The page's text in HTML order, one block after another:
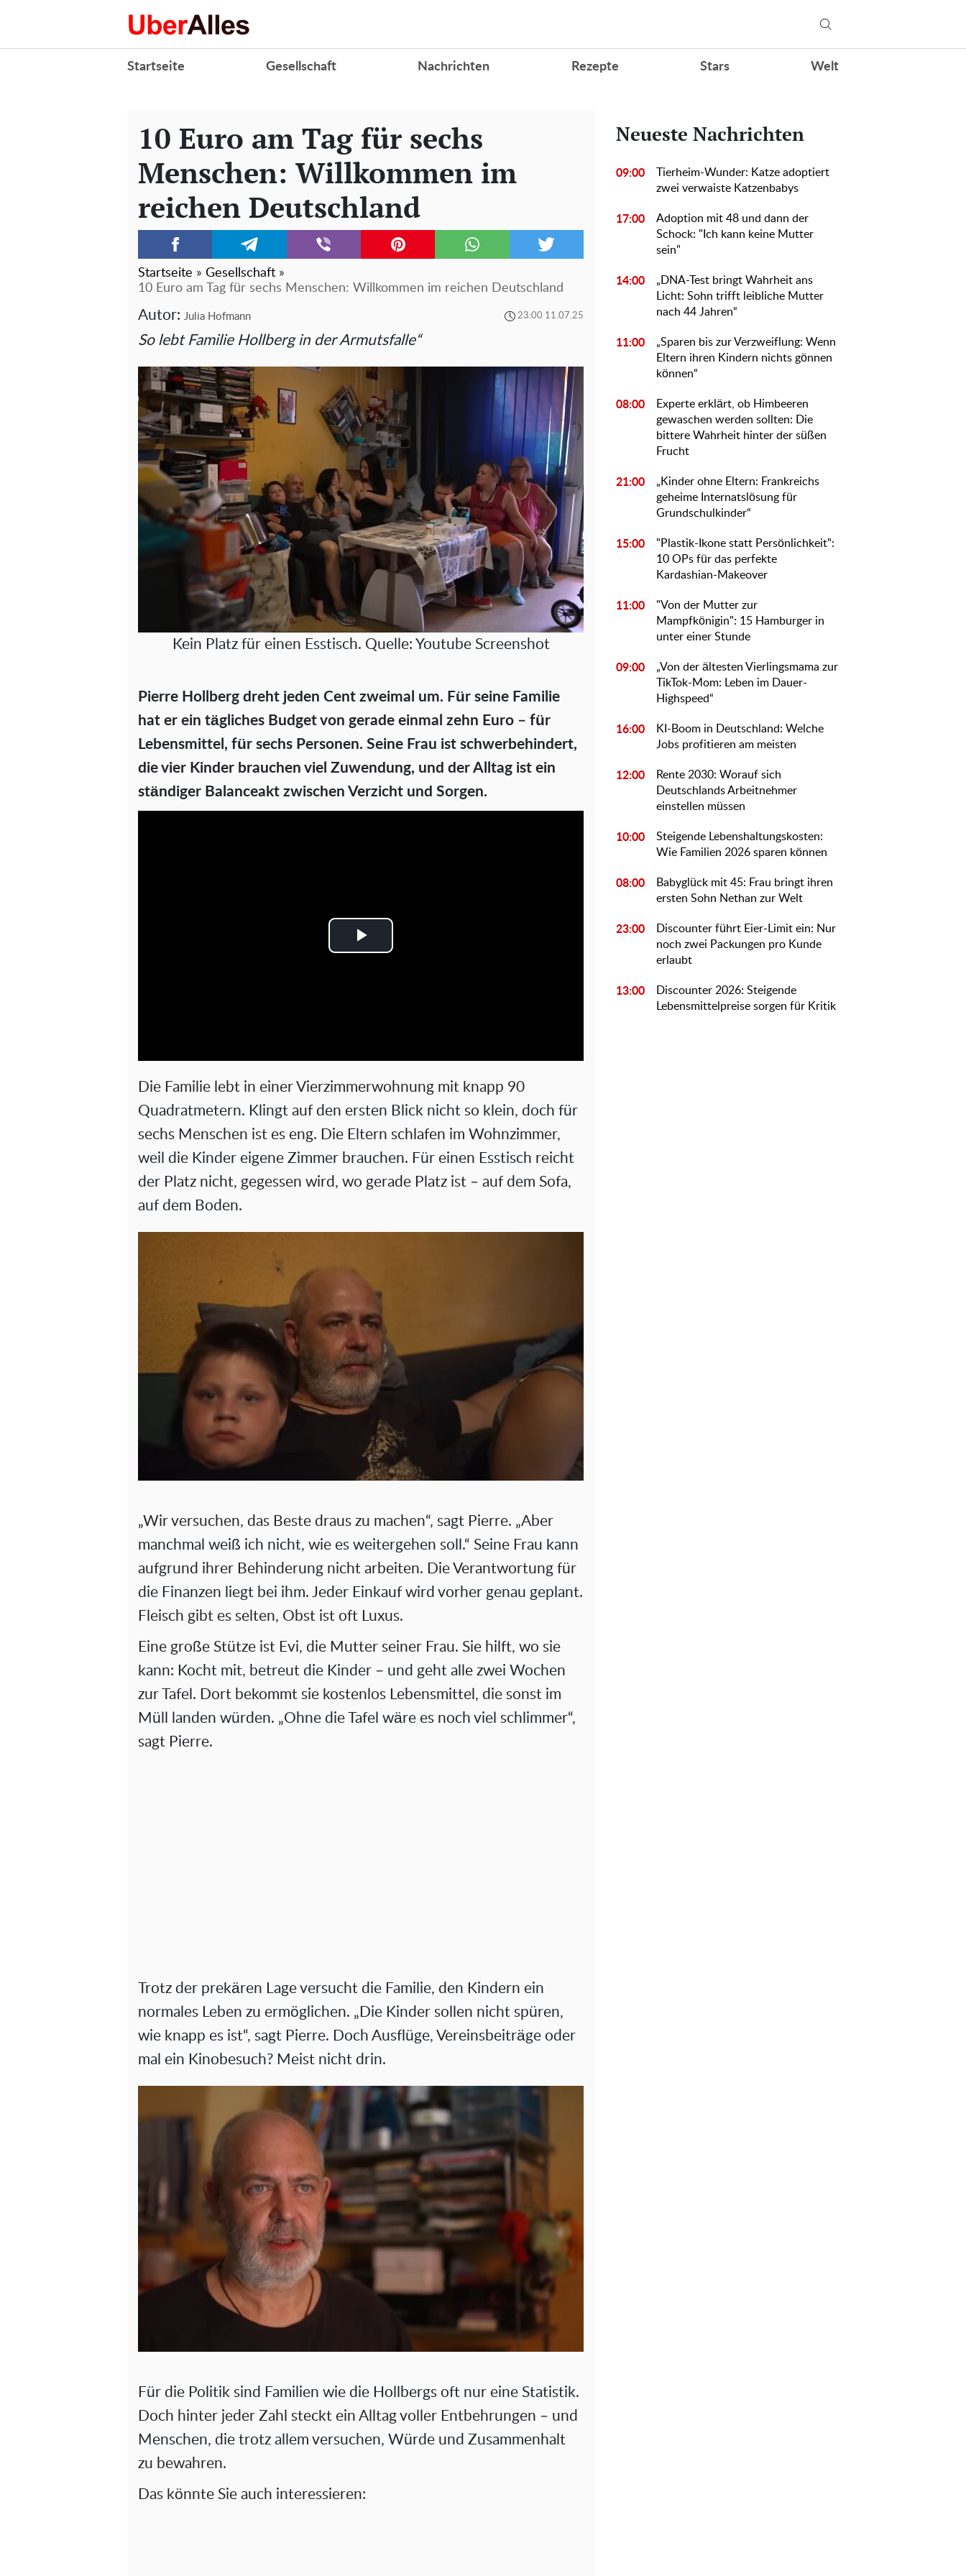
Startseite Gesellschaft Nachrichten Rezepte Stars Welt
10 Euro am Tag für sechs
Menschen: Willkommen im
reichen Deutschland
Startseite » Gesellschaft »
10 Euro am Tag für sechs Menschen: Willkommen im reichen Deutschland
Autor: Julia Hofmann 23:00 11.07.25
So lebt Familie Hollberg in der Armutsfalle“
Kein Platz für einen Esstisch. Quelle: Youtube Screenshot
Pierre Hollberg dreht jeden Cent zweimal um. Für seine Familie
hat er ein tägliches Budget von gerade einmal zehn Euro – für
Lebensmittel, für sechs Personen. Seine Frau ist schwerbehindert,
die vier Kinder brauchen viel Zuwendung, und der Alltag ist ein
ständiger Balanceakt zwischen Verzicht und Sorgen.
P
V
i
d
e
Die Familie lebt in einer Vierzimmerwohnung mit knapp 90
Quadratmetern. Klingt auf den ersten Blick nicht so klein, doch für
sechs Menschen ist es eng. Die Eltern schlafen im Wohnzimmer,
weil die Kinder eigene Zimmer brauchen. Für einen Esstisch reicht
der Platz nicht, gegessen wird, wo gerade Platz ist – auf dem Sofa,
auf dem Boden.
„Wir versuchen, das Beste draus zu machen“, sagt Pierre. „Aber
manchmal weiß ich nicht, wie es weitergehen soll.“ Seine Frau kann
aufgrund ihrer Behinderung nicht arbeiten. Die Verantwortung für
die Finanzen liegt bei ihm. Jeder Einkauf wird vorher genau geplant.
Fleisch gibt es selten, Obst ist oft Luxus.
Eine große Stütze ist Evi, die Mutter seiner Frau. Sie hilft, wo sie
kann: Kocht mit, betreut die Kinder – und geht alle zwei Wochen
zur Tafel. Dort bekommt sie kostenlos Lebensmittel, die sonst im
Müll landen würden. „Ohne die Tafel wäre es noch viel schlimmer“,
sagt Pierre.
Trotz der prekären Lage versucht die Familie, den Kindern ein
normales Leben zu ermöglichen. „Die Kinder sollen nicht spüren,
wie knapp es ist“, sagt Pierre. Doch Ausflüge, Vereinsbeiträge oder
mal ein Kinobesuch? Meist nicht drin.
Für die Politik sind Familien wie die Hollbergs oft nur eine Statistik.
Doch hinter jeder Zahl steckt ein Alltag voller Entbehrungen – und
Menschen, die trotz allem versuchen, Würde und Zusammenhalt
zu bewahren.
Das könnte Sie auch interessieren:
Neueste Nachrichten
09:00
Tierheim-Wunder: Katze adoptiert
zwei verwaiste Katzenbabys
17:00
Adoption mit 48 und dann der
Schock: "Ich kann keine Mutter
sein"
14:00
„DNA-Test bringt Wahrheit ans
Licht: Sohn trifft leibliche Mutter
nach 44 Jahren“
11:00
„Sparen bis zur Verzweiflung: Wenn
Eltern ihren Kindern nichts gönnen
können“
08:00
Experte erklärt, ob Himbeeren
gewaschen werden sollten: Die
bittere Wahrheit hinter der süßen
Frucht
21:00
„Kinder ohne Eltern: Frankreichs
geheime Internatslösung für
Grundschulkinder“
15:00
"Plastik-Ikone statt Persönlichkeit":
10 OPs für das perfekte
Kardashian-Makeover
11:00
"Von der Mutter zur
Mampfkönigin": 15 Hamburger in
unter einer Stunde
09:00
„Von der ältesten Vierlingsmama zur
TikTok-Mom: Leben im Dauer-
Highspeed“
16:00
KI-Boom in Deutschland: Welche
Jobs profitieren am meisten
12:00
Rente 2030: Worauf sich
Deutschlands Arbeitnehmer
einstellen müssen
10:00
Steigende Lebenshaltungskosten:
Wie Familien 2026 sparen können
08:00
Babyglück mit 45: Frau bringt ihren
ersten Sohn Nethan zur Welt
23:00
Discounter führt Eier-Limit ein: Nur
noch zwei Packungen pro Kunde
erlaubt
13:00
Discounter 2026: Steigende
Lebensmittelpreise sorgen für Kritik